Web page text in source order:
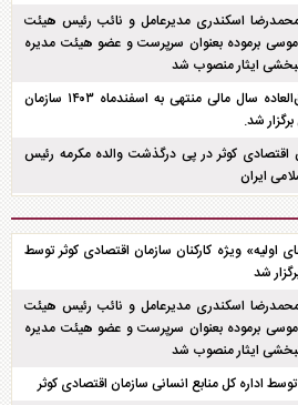
اسکندری مدیرعامل و نائب رئیس هیئت
موسی برموده بعنوان سرپرست و عضو هیئت مدیره
ایثار منصوب شد
مجمع عمومی عادی بطور فوق‌العاده سال مالی منتهی به اسفند‌ماه ۱۴۰۳ سازمان
شد.
اقتصادی کوثر در پی درگذشت والده مکرمه رئیس
ایران
ویژه کارکنان سازمان اقتصادی کوثر توسط
شد
اسکندری مدیرعامل و نائب رئیس هیئت
موسی برموده بعنوان سرپرست و عضو هیئت مدیره
ایثار منصوب شد
اداره کل منابع انسانی سازمان اقتصادی کوثر